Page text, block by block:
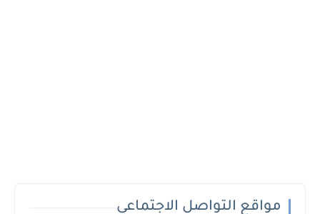
مواقع التواصل الاجتماعي